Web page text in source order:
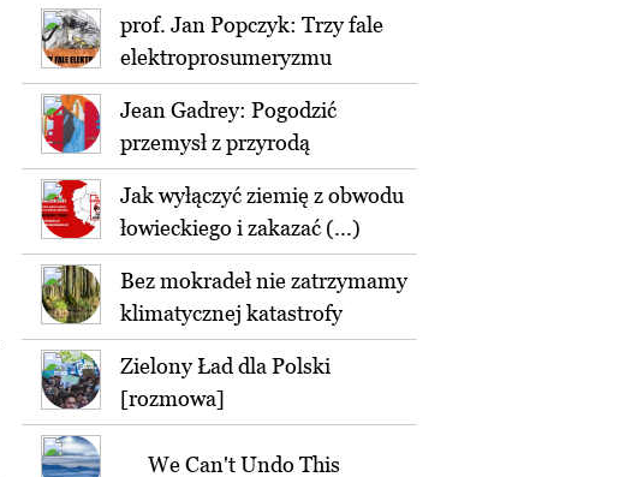
prof. Jan Popczyk: Trzy fale
elektroprosumeryzmu
Jean Gadrey: Pogodzić
przemysł z przyrodą
Jak wyłączyć ziemię z obwodu
łowieckiego i zakazać (...)
Bez mokradeł nie zatrzymamy
klimatycznej katastrofy
Zielony Ład dla Polski
[rozmowa]
We Can't Undo This